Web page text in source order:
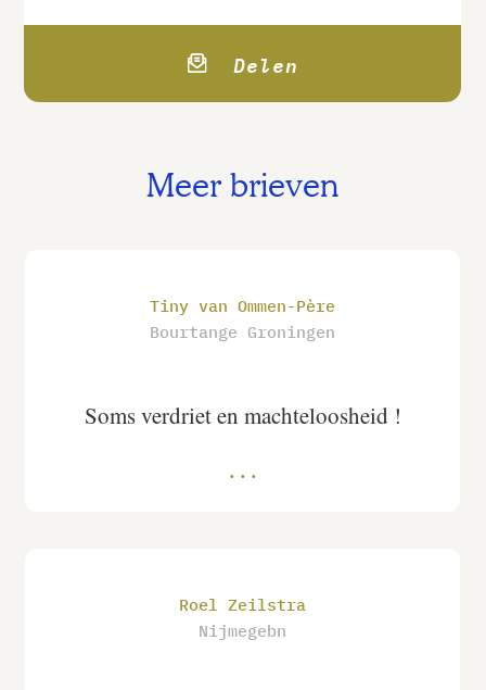
Delen
Meer brieven
Tiny van Ommen-Père
Bourtange Groningen
Soms verdriet en machteloosheid !
Roel Zeilstra
Nijmegebn